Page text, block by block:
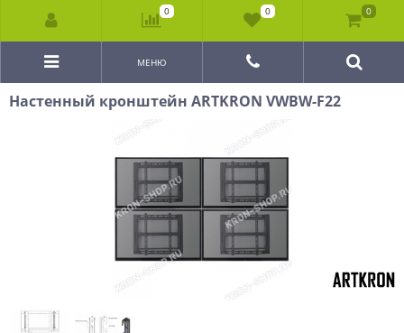
МЕНЮ
Настенный кронштейн ARTKRON VWBW-F22
0 0 0